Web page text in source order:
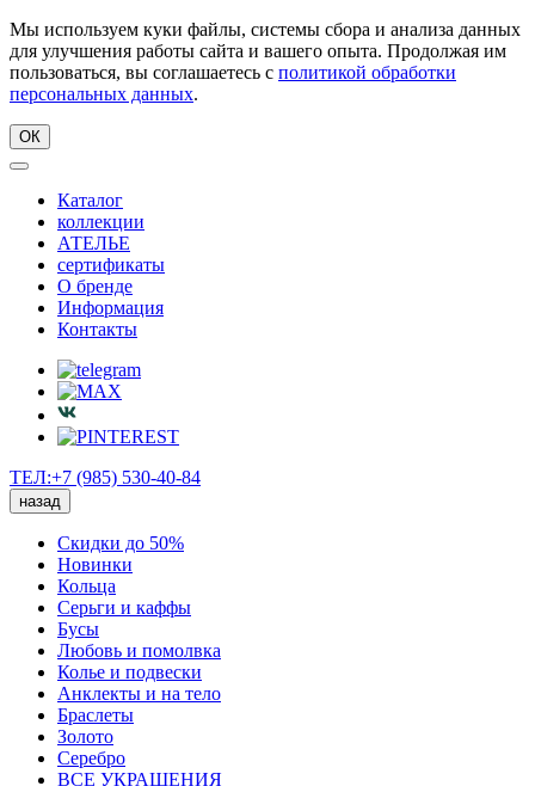
Мы используем куки файлы, системы сбора и анализа данных
для улучшения работы сайта и вашего опыта. Продолжая им
пользоваться, вы соглашаетесь с политикой обработки
персональных данных.
ОК
Каталог
коллекции
АТЕЛЬЕ
сертификаты
О бренде
Информация
Контакты
ТЕЛ:+7 (985) 530-40-84
назад
Скидки до 50%
Новинки
Кольца
Серьги и каффы
Бусы
Любовь и помолвка
Колье и подвески
Анклекты и на тело
Браслеты
Золото
Серебро
ВСЕ УКРАШЕНИЯ